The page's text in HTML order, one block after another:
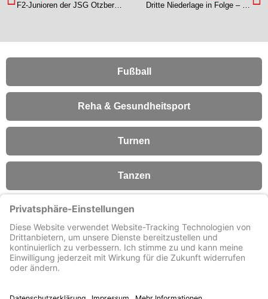
F2-Junioren der JSG Otzberg beim Spielfest in Roßdorf am 31.08.2024
Dritte Niederlage in Folge – TSV verliert unglücklich bei der KSG Georgenhausen
Fußball
Reha & Gesundheitsport
Turnen
Tanzen
Fitness
Förderverein